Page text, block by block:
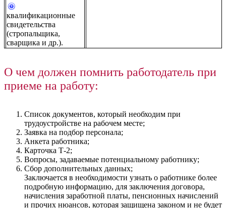
квалификационные
свидетельства
(стропальщика,
сварщика и др.).
О чем должен помнить работодатель при
приеме на работу:
Список документов, который необходим при
трудоустройстве на рабочем месте;
Заявка на подбор персонала;
Анкета работника;
Карточка Т-2;
Вопросы, задаваемые потенциальному работнику;
Сбор дополнительных данных;
Заключается в необходимости узнать о работнике более
подробную информацию, для заключения договора,
начисления заработной платы, пенсионных начислений
и прочих нюансов, которая защищена законом и не будет